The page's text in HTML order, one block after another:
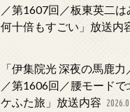
／第1607回／板東英二
何十倍もすごい」放送内
「伊集院光 深夜の馬鹿
／第1606回／腰モード
ケふた旅」放送内容